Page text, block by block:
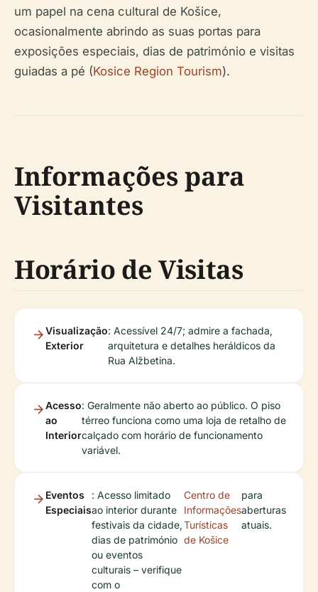
um papel na cena cultural de Košice,
ocasionalmente abrindo as suas portas para
exposições especiais, dias de património e visitas
guiadas a pé (Kosice Region Tourism).
Informações para
Visitantes
Horário de Visitas
Visualização
Exterior
: Acessível 24/7; admire a fachada,
arquitetura e detalhes heráldicos da
Rua Alžbetina.
Acesso
ao
Interior
: Geralmente não aberto ao público. O piso
térreo funciona como uma loja de retalho de
calçado com horário de funcionamento
variável.
Eventos
Especiais
: Acesso limitado
ao interior durante
festivais da cidade,
dias de património
ou eventos
culturais – verifique
com o
Centro de
Informações
Turísticas
de Košice
para
aberturas
atuais.